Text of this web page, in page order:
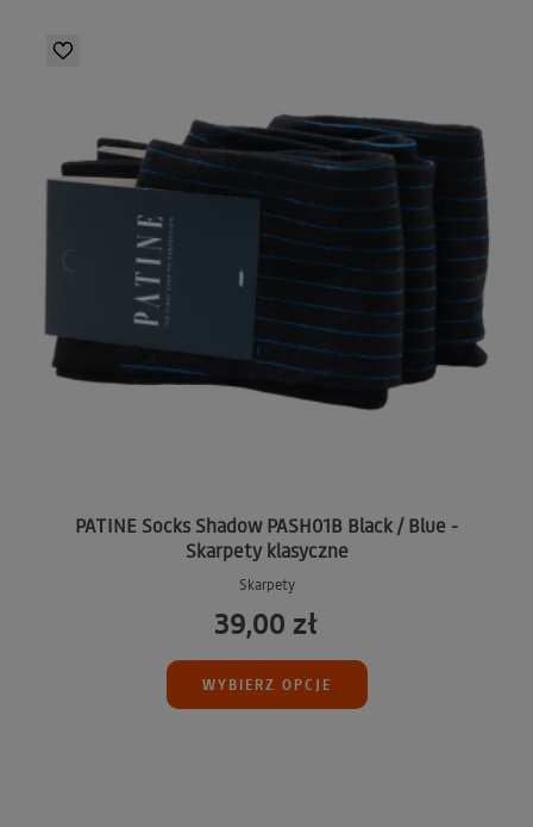
PATINE Socks Shadow PASH01B Black / Blue -
Skarpety klasyczne
Skarpety
39,00 zł
WYBIERZ OPCJE